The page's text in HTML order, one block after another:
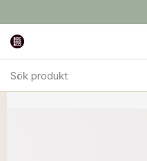
produkt